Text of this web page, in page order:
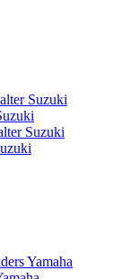
Suzuki
Suzuki
Yamaha